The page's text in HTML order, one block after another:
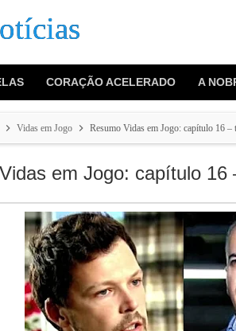
CORAÇÃO ACELERADO A
Vidas em Jogo Resumo Vidas em Jogo: capítulo 16 –
em Jogo: capítulo